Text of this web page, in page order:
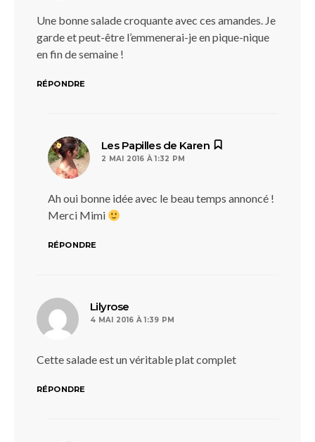
Une bonne salade croquante avec ces amandes. Je
garde et peut-être l’emmenerai-je en pique-nique
en fin de semaine !
RÉPONDRE
Les Papilles de Karen
2 MAI 2016 À 1:32 PM
Ah oui bonne idée avec le beau temps annoncé !
Merci Mimi
RÉPONDRE
Lilyrose
4 MAI 2016 À 1:39 PM
Cette salade est un véritable plat complet
RÉPONDRE